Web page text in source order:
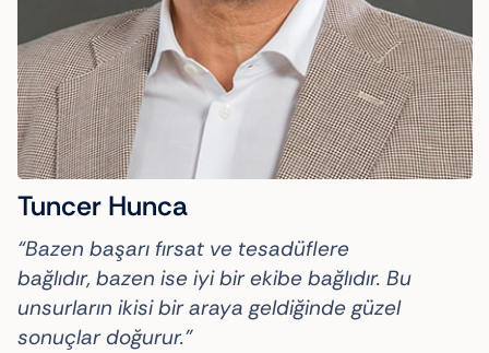
Tuncer Hunca
“Bazen başarı fırsat ve tesadüflere
bağlıdır, bazen ise iyi bir ekibe bağlıdır. Bu
unsurların ikisi bir araya geldiğinde güzel
sonuçlar doğurur.”